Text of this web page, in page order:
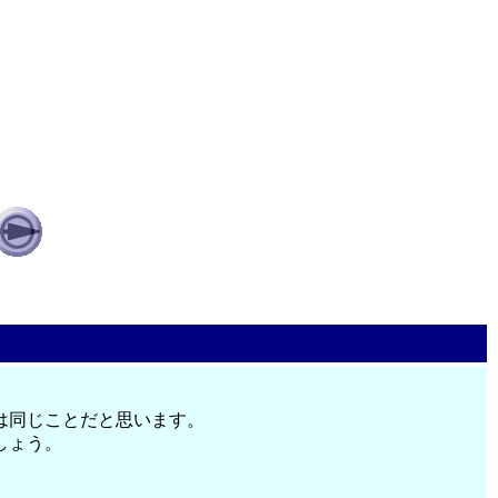
じことだと思います。
う。